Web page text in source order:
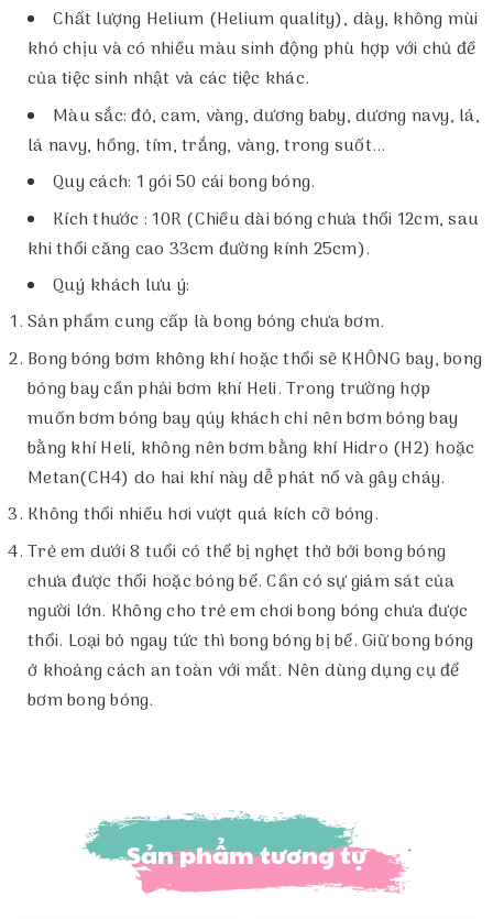
Chất lượng Helium (Helium quality), dày, không mùi
khó chịu và có nhiều màu sinh động phù hợp với chủ đề
của tiệc sinh nhật và các tiệc khác.
Màu sắc: đỏ, cam, vàng, dương baby, dương navy, lá,
lá navy, hồng, tím, trắng, vàng, trong suốt...
Quy cách: 1 gói 50 cái bong bóng.
Kích thước : 10R (Chiều dài bóng chưa thổi 12cm, sau
khi thổi căng cao 33cm đường kính 25cm).
Quý khách lưu ý:
Sản phẩm cung cấp là bong bóng chưa bơm.
Bong bóng bơm không khí hoặc thổi sẽ KHÔNG bay, bong
bóng bay cần phải bơm khí Heli. Trong trường hợp
muốn bơm bóng bay qúy khách chỉ nên bơm bóng bay
bằng khí Heli, không nên bơm bằng khí Hidro (H2) hoặc
Metan(CH4) do hai khí này dễ phát nổ và gây cháy.
Không thổi nhiều hơi vượt quá kích cỡ bóng.
Trẻ em dưới 8 tuổi có thể bị nghẹt thở bởi bong bóng
chưa được thổi hoặc bóng bể. Cần có sự giám sát của
người lớn. Không cho trẻ em chơi bong bóng chưa được
thổi. Loại bỏ ngay tức thì bong bóng bị bể. Giữ bong bóng
ở khoảng cách an toàn với mắt. Nên dùng dụng cụ để
bơm bong bóng.
Sản phẩm tương tự